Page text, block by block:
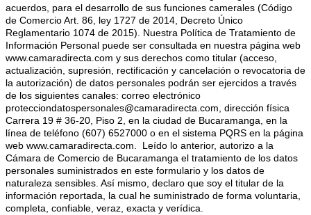
acuerdos, para el desarrollo de sus funciones camerales (Código
de Comercio Art. 86, ley 1727 de 2014, Decreto Único
Reglamentario 1074 de 2015). Nuestra Política de Tratamiento de
Información Personal puede ser consultada en nuestra página web
www.camaradirecta.com y sus derechos como titular (acceso,
actualización, supresión, rectificación y cancelación o revocatoria de
la autorización) de datos personales podrán ser ejercidos a través
de los siguientes canales: correo electrónico
protecciondatospersonales@camaradirecta.com, dirección física
Carrera 19 # 36-20, Piso 2, en la ciudad de Bucaramanga, en la
línea de teléfono (607) 6527000 o en el sistema PQRS en la página
web www.camaradirecta.com.
Leído lo anterior, autorizo a la
Cámara de Comercio de Bucaramanga el tratamiento de los datos
personales suministrados en este formulario y los datos de
naturaleza sensibles. Así mismo, declaro que soy el titular de la
información reportada, la cual he suministrado de forma voluntaria,
completa, confiable, veraz, exacta y verídica.